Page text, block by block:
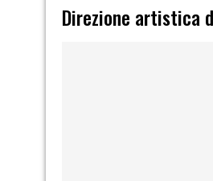
Direzione artistica